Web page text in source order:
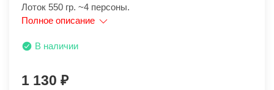
Лоток 550 гр. ~4 персоны.
Полное описание
В наличии
1 130